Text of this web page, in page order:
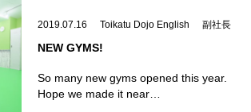
2019.07.16 Toikatu Dojo English 副社長
NEW GYMS!
So many new gyms opened this year.
Hope we made it near…